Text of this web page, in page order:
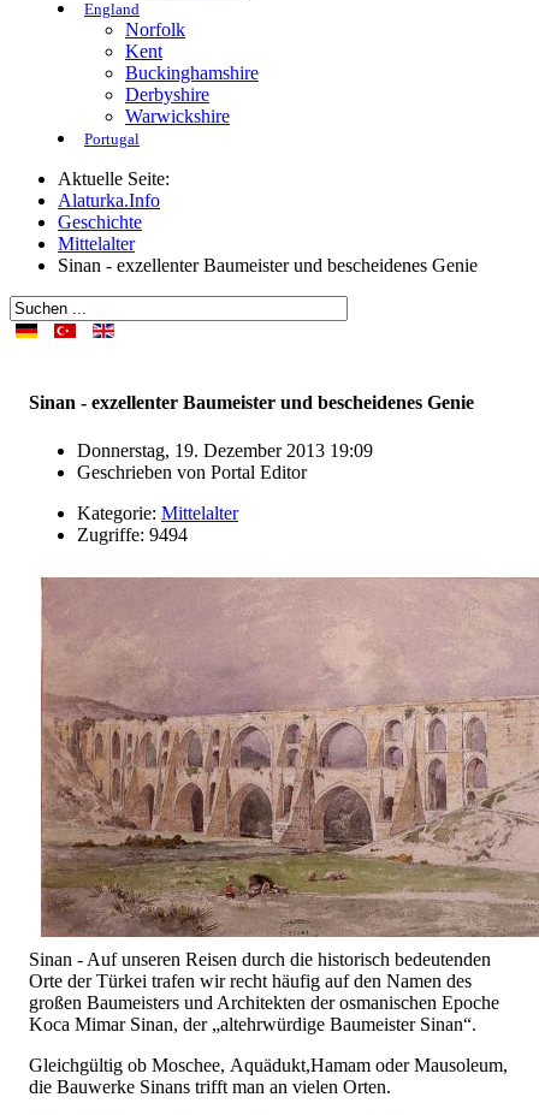
England
Norfolk
Kent
Buckinghamshire
Derbyshire
Warwickshire
Portugal
Aktuelle Seite:
Alaturka.Info
Geschichte
Mittelalter
Sinan - exzellenter Baumeister und bescheidenes Genie
Sinan - exzellenter Baumeister und bescheidenes Genie
Donnerstag, 19. Dezember 2013 19:09
Geschrieben von Portal Editor
Kategorie: Mittelalter
Zugriffe: 9494
Sinan - Auf unseren Reisen durch die historisch bedeutenden
Orte der Türkei trafen wir recht häufig auf den Namen des
großen Baumeisters und Architekten der osmanischen Epoche
Koca Mimar Sinan, der „altehrwürdige Baumeister Sinan“.
Gleichgültig ob Moschee, Aquädukt,Hamam oder Mausoleum,
die Bauwerke Sinans trifft man an vielen Orten.